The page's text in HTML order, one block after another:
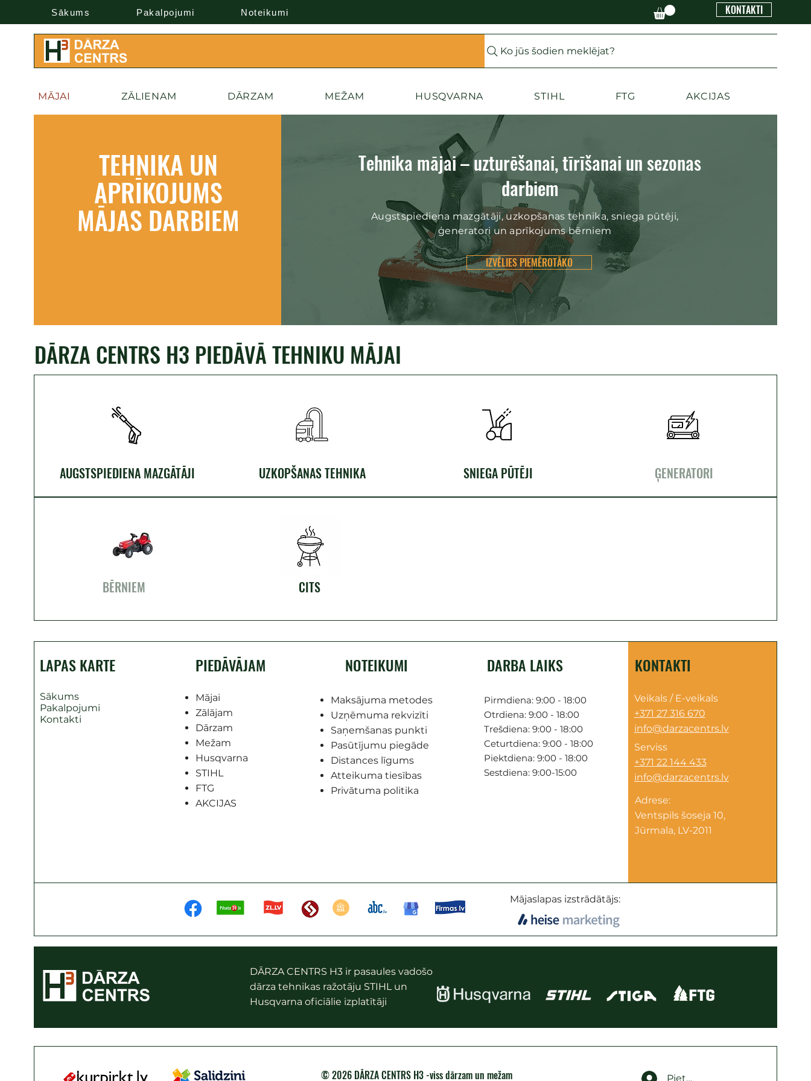
Sākums Pakalpojumi Noteikumi KONTAKTI
Ko jūs šodien meklējat?
MĀJAI ZĀLIENAM DĀRZAM MEŽAM HUSQVARNA STIHL FTG AKCIJAS
TEHNIKA UN
APRĪKOJUMS
MĀJAS DARBIEM
Tehnika mājai – uzturēšanai, tīrīšanai un sezonas
darbiem
Augstspiediena mazgātāji, uzkopšanas tehnika, sniega pūtēji,
ģeneratori un aprīkojums bērniem
IZVĒLIES PIEMĒROTĀKO
DĀRZA CENTRS H3 PIEDĀVĀ TEHNIKU MĀJAI
AUGSTSPIEDIENA MAZGĀTĀJI UZKOPŠANAS TEHNIKA SNIEGA PŪTĒJI ĢENERATORI
BĒRNIEM CITS
LAPAS KARTE
Sākums
Pakalpojumi
Kontakti
PIEDĀVĀJAM
Mājai
Zālājam
Dārzam
Mežam
Husqvarna
STIHL
FTG
AKCIJAS
NOTEIKUMI
Maksājuma metodes
Uzņēmuma rekvizīti
Saņemšanas punkti
Pasūtījumu piegāde
Distances līgums
Atteikuma tiesības
Privātuma politika
DARBA LAIKS
Pirmdiena: 9:00 - 18:00
Otrdiena: 9:00 - 18:00
Trešdiena: 9:00 - 18:00
Ceturtdiena: 9:00 - 18:00
Piektdiena: 9:00 - 18:00
Sestdiena: 9:00-15:00
KONTAKTI
Veikals / E-veikals
+371 27 316 670
info@darzacentrs.lv
Serviss
+371 22 144 433
info@darzacentrs.lv
Adrese:
Ventspils šoseja 10,
Jūrmala, LV-2011
Mājaslapas izstrādātājs:
DĀRZA CENTRS H3 ir pasaules vadošo
dārza tehnikas ražotāju STIHL un
Husqvarna oficiālie izplatītāji
© 2026 DĀRZA CENTRS H3 -viss dārzam un mežam Pieteikties